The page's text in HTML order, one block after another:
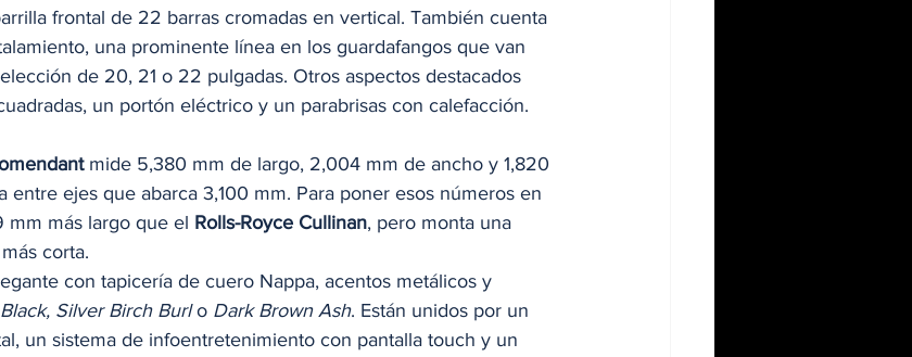
frontal de 22 barras cromadas en vertical. También cuenta
una prominente línea en los guardafangos que van
de 20, 21 o 22 pulgadas. Otros aspectos destacados
un portón eléctrico y un parabrisas con calefacción.
mide 5,380 mm de largo, 2,004 mm de ancho y 1,820
entre ejes que abarca 3,100 mm. Para poner esos números en
mm más largo que el Rolls-Royce Cullinan, pero monta una
corta.
con tapicería de cuero Nappa, acentos metálicos y
Silver Birch Burl o Dark Brown Ash. Están unidos por un
un sistema de infoentretenimiento con pantalla touch y un